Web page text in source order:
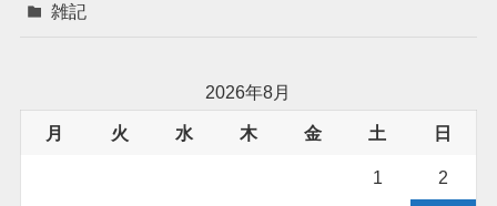
雑記
2026年8月
月 火 水 木 金 土 日
1 2